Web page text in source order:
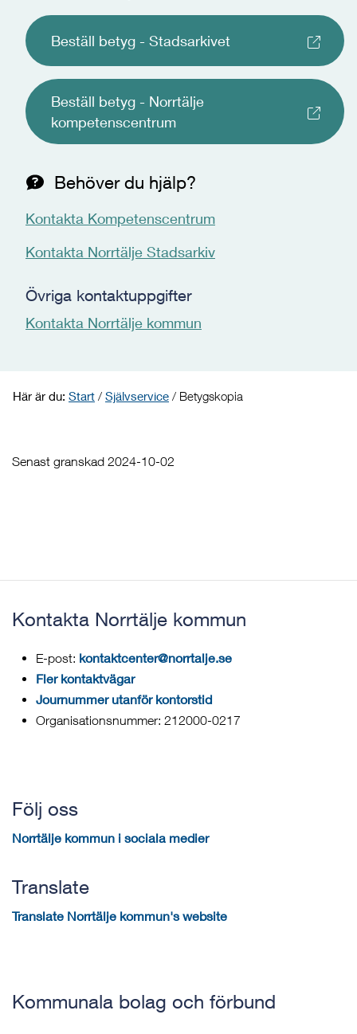
Beställ betyg - Stadsarkivet
Beställ betyg - Norrtälje
kompetenscentrum
Behöver du hjälp?
Kontakta Kompetenscentrum
Kontakta Norrtälje Stadsarkiv
Övriga kontaktuppgifter
Kontakta Norrtälje kommun
Här är du: Start / Självservice / Betygskopia
Senast granskad 2024-10-02
Kontakta Norrtälje kommun
E-post: kontaktcenter@norrtalje.se
Fler kontaktvägar
Journummer utanför kontorstid
Organisationsnummer: 212000-0217
Följ oss
Norrtälje kommun i sociala medier
Translate
Translate Norrtälje kommun's website
Kommunala bolag och förbund